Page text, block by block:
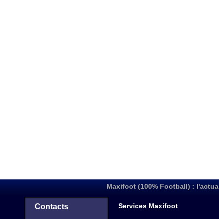
Maxifoot (100% Football) :
Contacts Services Maxifoot